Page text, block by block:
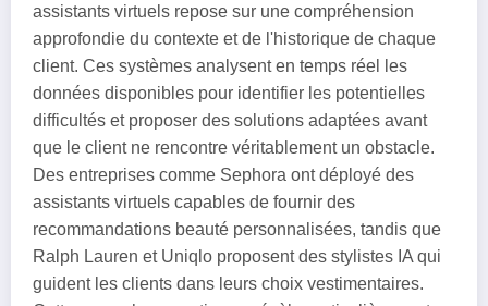
assistants virtuels repose sur une compréhension
approfondie du contexte et de l'historique de chaque
client. Ces systèmes analysent en temps réel les
données disponibles pour identifier les potentielles
difficultés et proposer des solutions adaptées avant
que le client ne rencontre véritablement un obstacle.
Des entreprises comme Sephora ont déployé des
assistants virtuels capables de fournir des
recommandations beauté personnalisées, tandis que
Ralph Lauren et Uniqlo proposent des stylistes IA qui
guident les clients dans leurs choix vestimentaires.